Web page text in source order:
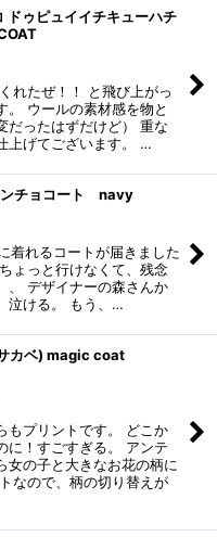
ゥピュイイチキューハチ
れたぜ！！ と飛び上がっ
。 ウールの素材感を物と
だったはずだけど） 重な
上げてございます。 …
チョコート navy
れるコートが届きました
ょっと行けなくて、残念
、 デザイナーの森さんか
泣ける。 もう、…
カベ) magic coat
もプリントです。 どこか
に！すごすぎる。 アンテ
女の子と大きなお花の柄に
なので、柄の切り替えが